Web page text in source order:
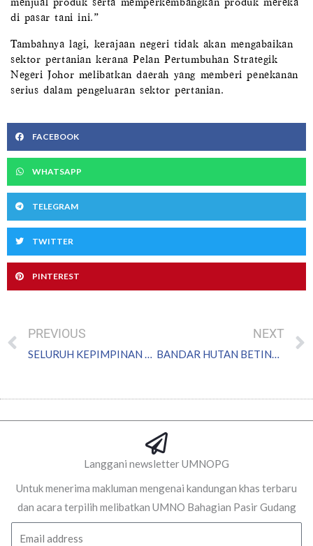
di pasar tani ini.”
Tambahnya lagi, kerajaan negeri tidak akan mengabaikan
sektor pertanian kerana Pelan Pertumbuhan Strategik
Negeri Johor melibatkan daerah yang memberi penekanan
serius dalam pengeluaran sektor pertanian.
FACEBOOK
WHATSAPP
TELEGRAM
TWITTER
PINTEREST
Prev
PREVIOUS
SELURUH KEPIMPINAN UMNO JOHOR MENYOKONG DATO’ KHALED
NEXT
BANDAR HUTAN BETINGKAT 3D PERTAMA DI DUNIA ADA DI JOHOR
Langgani newsletter UMNOPG
Untuk menerima makluman mengenai kandungan khas terbaru
dan acara terpilih melibatkan UMNO Bahagian Pasir Gudang